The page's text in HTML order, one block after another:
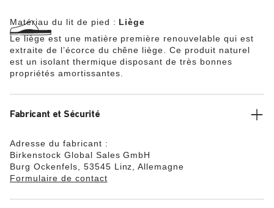
Matériau du lit de pied : Liège
Le liège est une matière première renouvelable qui est
extraite de l’écorce du chêne liège. Ce produit naturel
est un isolant thermique disposant de très bonnes
propriétés amortissantes.
Fabricant et Sécurité
Adresse du fabricant :
Birkenstock Global Sales GmbH
Burg Ockenfels, 53545 Linz, Allemagne
Formulaire de contact